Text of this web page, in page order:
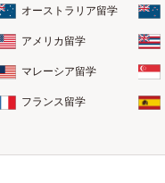
オーストラリア留学
アメリカ留学
マレーシア留学
フランス留学